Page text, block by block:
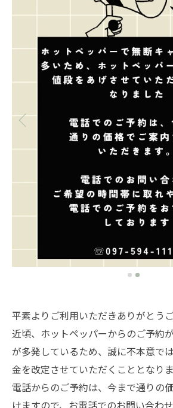
平素よりご利用いただきありがとうご
近頃、ホットペッパーからのご予約
が多発しているため、誠に不本意で
金を改定させていただくこととなりま
電話からのご予約は、今まで通りの
けますので、お電話でのお問い合わ